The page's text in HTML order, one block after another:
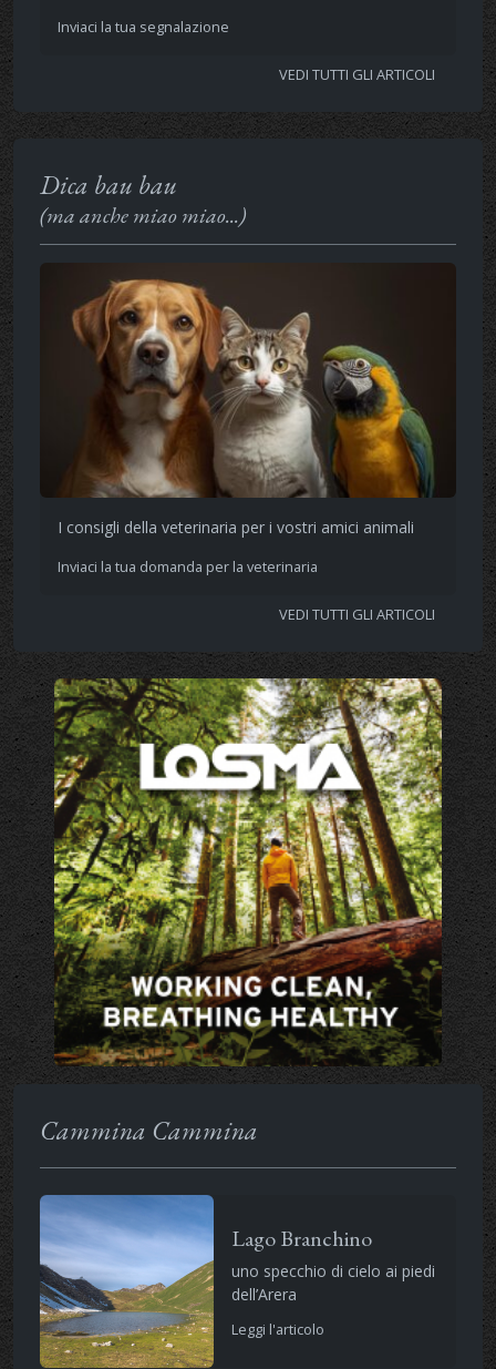
Inviaci la tua segnalazione
VEDI TUTTI GLI ARTICOLI
Dica bau bau
(ma anche miao miao...)
I consigli della veterinaria per i vostri amici animali
Inviaci la tua domanda per la veterinaria
VEDI TUTTI GLI ARTICOLI
Cammina Cammina
Lago Branchino
uno specchio di cielo ai piedi
dell’Arera
Leggi l'articolo